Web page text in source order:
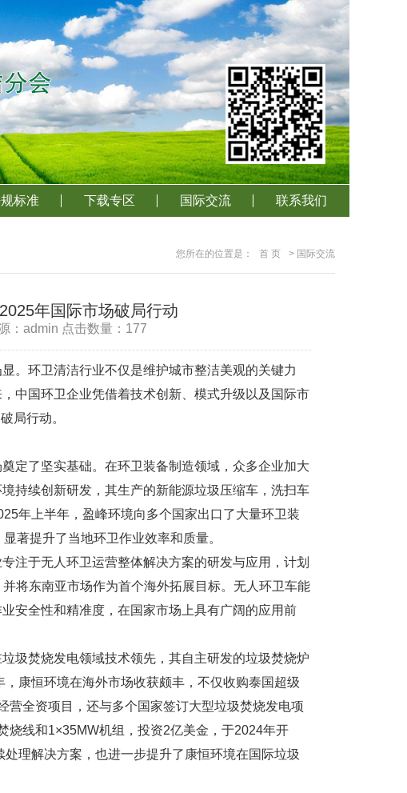
标准 下载专区 国际交流 联系我们
您所在的位置是： 首 页 > 国际交流
年国际市场破局行动
：admin 点击数量： 177
。环卫清洁行业不仅是维护城市整洁美观的关键力
中国环卫企业凭借着技术创新、模式升级以及国际市
局行动。
定了坚实基础。在环卫装备制造领域，众多企业加大
持续创新研发，其生产的新能源垃圾压缩车，洗扫车
年上半年，盈峰环境向多个国家出口了大量环卫装
著提升了当地环卫作业效率和质量。
注于无人环卫运营整体解决方案的研发与应用，计划
将东南亚市场作为首个海外拓展目标。无人环卫车能
安全性和精准度，在国家市场上具有广阔的应用前
圾焚烧发电领域技术领先，其自主研发的垃圾焚烧炉
康恒环境在海外市场收获颇丰，不仅收购泰国超级
全资项目，还与多个国家签订大型垃圾焚烧发电项
烧线和1×35MW机组，投资2亿美金，于2024年开
理解决方案，也进一步提升了康恒环境在国际垃圾